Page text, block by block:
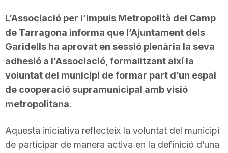
L’Associació per l’Impuls Metropolità del Camp
de Tarragona informa que l’Ajuntament dels
Garidells ha aprovat en sessió plenària la seva
adhesió a l’Associació, formalitzant així la
voluntat del municipi de formar part d’un espai
de cooperació supramunicipal amb visió
metropolitana.
Aquesta iniciativa reflecteix la voluntat del municipi
de participar de manera activa en la definició d’una